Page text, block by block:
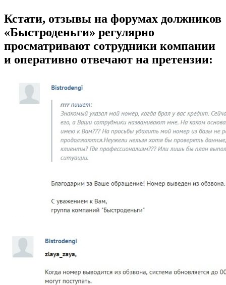
Кстати, отзывы на форумах должников
«Быстроденьги» регулярно
просматривают сотрудники компании
и оперативно отвечают на претензии: